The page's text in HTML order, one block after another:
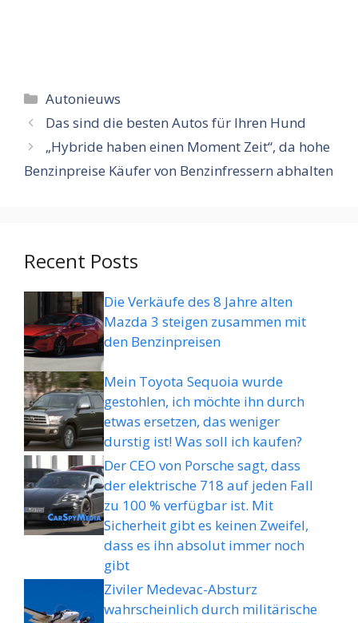
Categorieën
Autonieuws
Das sind die besten Autos für Ihren Hund
„Hybride haben einen Moment Zeit“, da hohe
Benzinpreise Käufer von Benzinfressern abhalten
Recent Posts
Die Verkäufe des 8 Jahre alten
Mazda 3 steigen zusammen mit
den Benzinpreisen
Mein Toyota Sequoia wurde
gestohlen, ich möchte ihn durch
etwas ersetzen, das weniger
durstig ist! Was soll ich kaufen?
Der CEO von Porsche sagt, dass
der elektrische 718 auf jeden Fall
zu 100 % verfügbar ist. Mit
Sicherheit gibt es keinen Zweifel,
dass es ihn absolut immer noch
gibt
Ziviler Medevac-Absturz
wahrscheinlich durch militärische